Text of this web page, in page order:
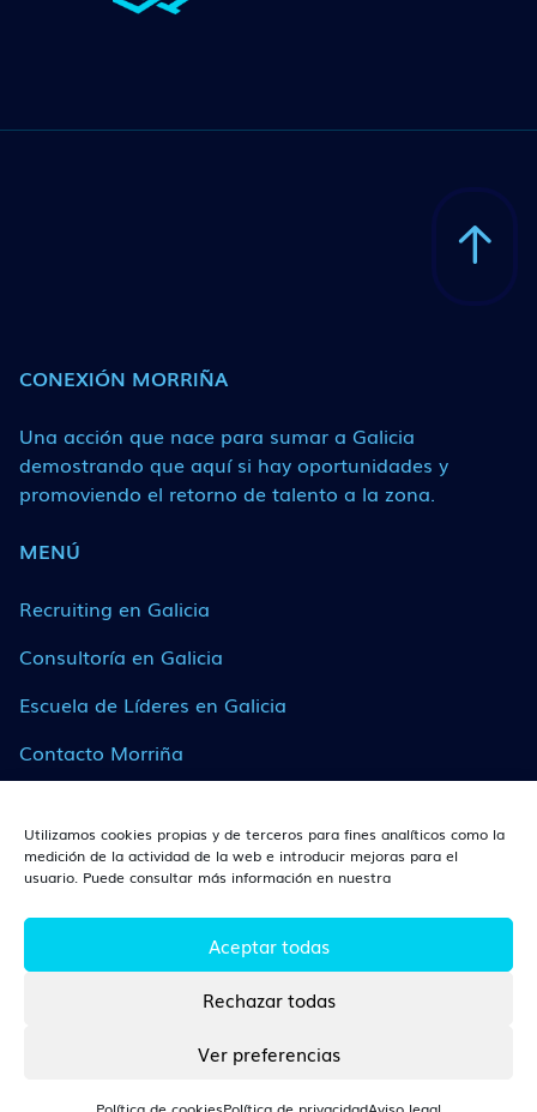
Utilizamos cookies propias y de terceros para fines analíticos como la
medición de la actividad de la web e introducir mejoras para el
usuario. Puede consultar más información en nuestra
Aceptar todas
Rechazar todas
Ver preferencias
CONEXIÓN MORRIÑA
Una acción que nace para sumar a Galicia
demostrando que aquí si hay oportunidades y
promoviendo el retorno de talento a la zona.
MENÚ
Recruiting en Galicia
Consultoría en Galicia
Escuela de Líderes en Galicia
Contacto Morriña
¿DÓNDE ESTAMOS?
Av. Independencia, 14, Planta 3, 24003, León (León).